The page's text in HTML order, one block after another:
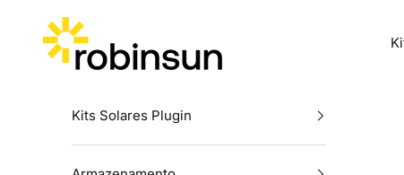
Robinsun
Kits Solares Plugin